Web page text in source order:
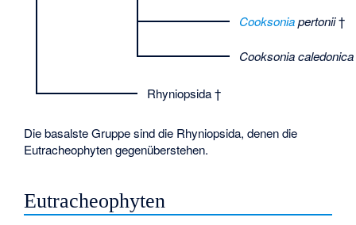
Cooksoniapertonii†
Cooksonia caledonica
Rhyniopsida†
Die basalste Gruppe sind die Rhyniopsida, denen die
Eutracheophyten gegenüberstehen.
Eutracheophyten